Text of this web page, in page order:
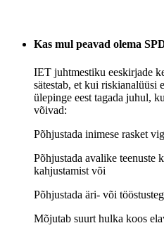
Kas mul peavad olema
IET juhtmestiku eeskirjade
sätestab, et kui riskianalüüsi
ülepinge eest tagada juhul,
võivad:
Põhjustada inimese rasket
Põhjustada avalike teenuste
kahjustamist või
Põhjustada äri- või
Mõjutab suurt hulka koos